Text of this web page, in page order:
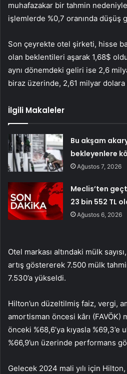
muhafazakar bir tahmin
işlemlerde %0,7 oranında düşüş
Son çeyrekte otel şirketi, hisse
olan beklentileri aşarak 1,68$
aynı dönemdeki geliri ise 2,6
biraz üzerinde, 2,61 milyar dolara
İlgili Makaleler
Bu akşam
bekleyenlere
Ağustos 7, 2026
Meclis’ten
23 bin 552 TL
Ağustos 6, 2026
Otel markası altındaki mülk
artış göstererek 7.500 mülk
7.530’a yükseldi.
Hilton’un düzeltilmiş faiz, vergi,
amortisman öncesi kârı (FAVÖK)
önceki %68,6’ya kıyasla %69,3’e
%66,9’un üzerinde performans
Gelecek 2024 mali yılı için Hilton,